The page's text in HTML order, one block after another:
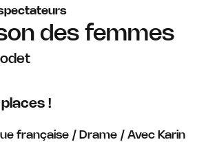
des femmes
!
française / Drame / Avec Karin